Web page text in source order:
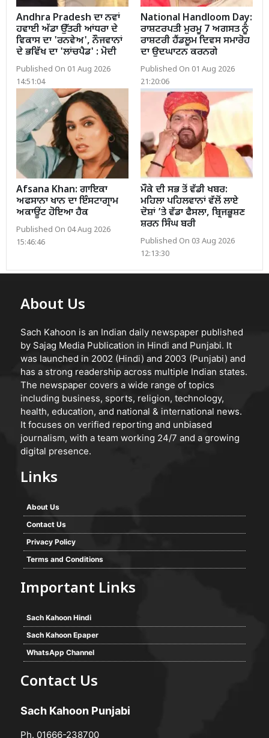
Andhra Pradesh ਦਾ ਨਵਾਂ
ਹਵਾਈ ਅੱਡਾ ਉੱਤਰੀ ਆਂਧਰਾ ਦੇ
ਵਿਕਾਸ ਦਾ 'ਰਨਵੇਅ', ਨੌਜਵਾਨਾਂ
ਦੇ ਭਵਿੱਖ ਦਾ 'ਲਾਂਚਪੈਡ' : ਮੋਦੀ
Published On 01 Aug 2026
14:51:04
National Handloom Day:
ਰਾਸ਼ਟਰਪਤੀ ਮੁਰਮੂ 7 ਅਗਸਤ ਨੂੰ
ਰਾਸ਼ਟਰੀ ਹੈਂਡਲੂਮ ਦਿਵਸ ਸਮਾਰੋਹ
ਦਾ ਉਦਘਾਟਨ ਕਰਨਗੇ
Published On 01 Aug 2026
21:20:06
Afsana Khan: ਗਾਇਕਾ
ਅਫਸਾਨਾ ਖਾਨ ਦਾ ਇੰਸਟਾਗ੍ਰਾਮ
ਅਕਾਊਂਟ ਹੋਇਆ ਹੈਕ
Published On 04 Aug 2026
15:46:46
ਮੌਕੇ ਦੀ ਸਭ ਤੋਂ ਵੱਡੀ ਖਬਰ:
ਮਹਿਲਾ ਪਹਿਲਵਾਨਾਂ ਵੱਲੋਂ ਲਾਏ
ਦੋਸ਼ਾਂ ’ਤੇ ਵੱਡਾ ਫੈਸਲਾ, ਬ੍ਰਿਜਭੂਸ਼ਣ
ਸ਼ਰਨ ਸਿੰਘ ਬਰੀ
Published On 03 Aug 2026
12:13:30
About Us
Sach Kahoon is an Indian daily newspaper published
by Sajag Media Publication in Hindi and Punjabi. It
was launched in 2002 (Hindi) and 2003 (Punjabi) and
has a strong readership across multiple Indian states.
The newspaper covers a wide range of topics
including business, sports, religion, technology,
health, education, and national & international news.
It focuses on verified reporting and unbiased
journalism, with a team working 24/7 and a growing
digital presence.
Links
About Us
Contact Us
Privacy Policy
Terms and Conditions
Important Links
Sach Kahoon Hindi
Sach Kahoon Epaper
WhatsApp Channel
Contact Us
Sach Kahoon Punjabi
Ph. 01666-238700